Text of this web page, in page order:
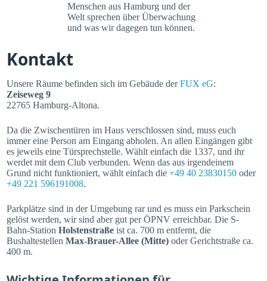
Menschen aus Hamburg und der
Welt sprechen über Überwachung
und was wir dagegen tun können.
Kontakt
Unsere Räume befinden sich im Gebäude derFUX eG:
Zeiseweg 9
22765 Hamburg-Altona.
Da die Zwischentüren im Haus verschlossen sind, muss euch
immer eine Person am Eingang abholen. An allen Eingängen gibt
es jeweils eine Türsprechstelle. Wählt einfach die 1337, und ihr
werdet mit dem Club verbunden. Wenn das aus irgendeinem
Grund nicht funktioniert, wählt einfach die+49 40 23830150 oder
+49 221 596191008.
Parkplätze sind in der Umgebung rar und es muss ein Parkschein
gelöst werden, wir sind aber gut per ÖPNV erreichbar. Die S-
Bahn-StationHolstenstraße ist ca. 700 m entfernt, die
BushaltestellenMax-Brauer-Allee (Mitte) oder Gerichtstraße ca.
400 m.